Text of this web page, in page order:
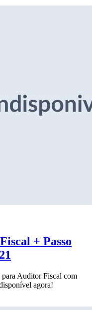
+ Passo
Auditor Fiscal com
agora!